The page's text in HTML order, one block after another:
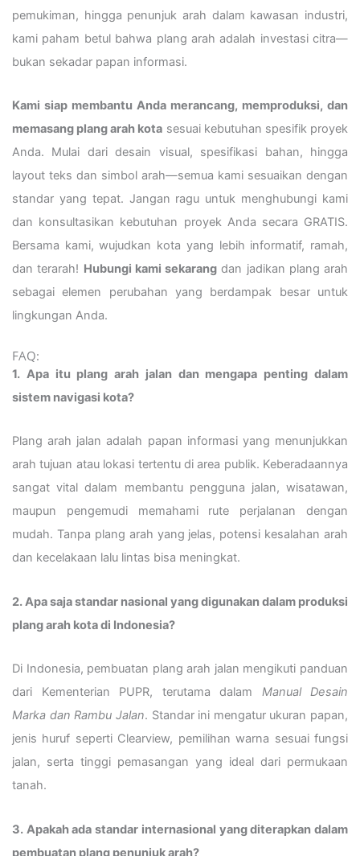
pemukiman, hingga penunjuk arah dalam kawasan industri,
kami paham betul bahwa plang arah adalah investasi citra—
bukan sekadar papan informasi.
Kami siap membantu Anda merancang, memproduksi, dan
memasang plang arah kota sesuai kebutuhan spesifik proyek
Anda. Mulai dari desain visual, spesifikasi bahan, hingga
layout teks dan simbol arah—semua kami sesuaikan dengan
standar yang tepat. Jangan ragu untuk menghubungi kami
dan konsultasikan kebutuhan proyek Anda secara GRATIS.
Bersama kami, wujudkan kota yang lebih informatif, ramah,
dan terarah! Hubungi kami sekarang dan jadikan plang arah
sebagai elemen perubahan yang berdampak besar untuk
lingkungan Anda.
FAQ:
1. Apa itu plang arah jalan dan mengapa penting dalam
sistem navigasi kota?
Plang arah jalan adalah papan informasi yang menunjukkan
arah tujuan atau lokasi tertentu di area publik. Keberadaannya
sangat vital dalam membantu pengguna jalan, wisatawan,
maupun pengemudi memahami rute perjalanan dengan
mudah. Tanpa plang arah yang jelas, potensi kesalahan arah
dan kecelakaan lalu lintas bisa meningkat.
2. Apa saja standar nasional yang digunakan dalam produksi
plang arah kota di Indonesia?
Di Indonesia, pembuatan plang arah jalan mengikuti panduan
dari Kementerian PUPR, terutama dalam Manual Desain
Marka dan Rambu Jalan. Standar ini mengatur ukuran papan,
jenis huruf seperti Clearview, pemilihan warna sesuai fungsi
jalan, serta tinggi pemasangan yang ideal dari permukaan
tanah.
3. Apakah ada standar internasional yang diterapkan dalam
pembuatan plang penunjuk arah?